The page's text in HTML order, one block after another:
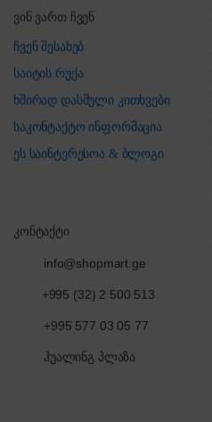
ვინ ვართ ჩვენ
ჩვენ შესახებ
საიტის რუქა
ხშირად დასმული კითხვები
საკონტაქტო ინფორმაცია
ეს საინტერესოა & ბლოგი
კონტაქტი
info@shopmart.ge
+995 (32) 2 500 513
+995 577 03 05 77
ჰუალინგ პლაზა